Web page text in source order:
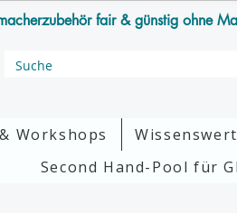
fair & günstig ohne
Workshops
Second Hand-Pool für